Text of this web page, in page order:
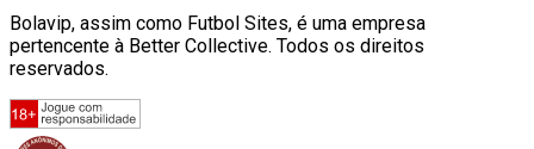
Bolavip, assim como Futbol Sites, é uma empresa
pertencente à Better Collective. Todos os direitos
reservados.